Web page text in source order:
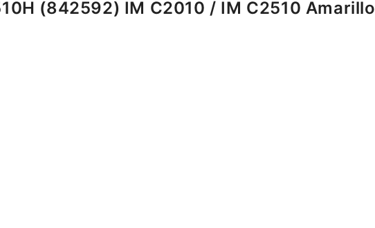
(842592) IM C2010 / IM C2510 Amarillo